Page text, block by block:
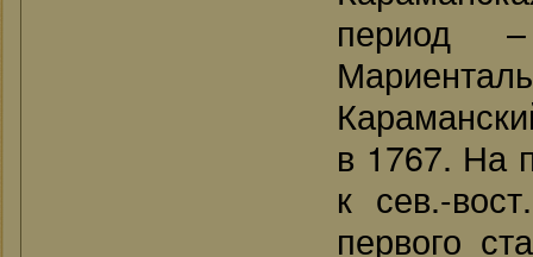
период
в 1767. На
к сев.-
первого